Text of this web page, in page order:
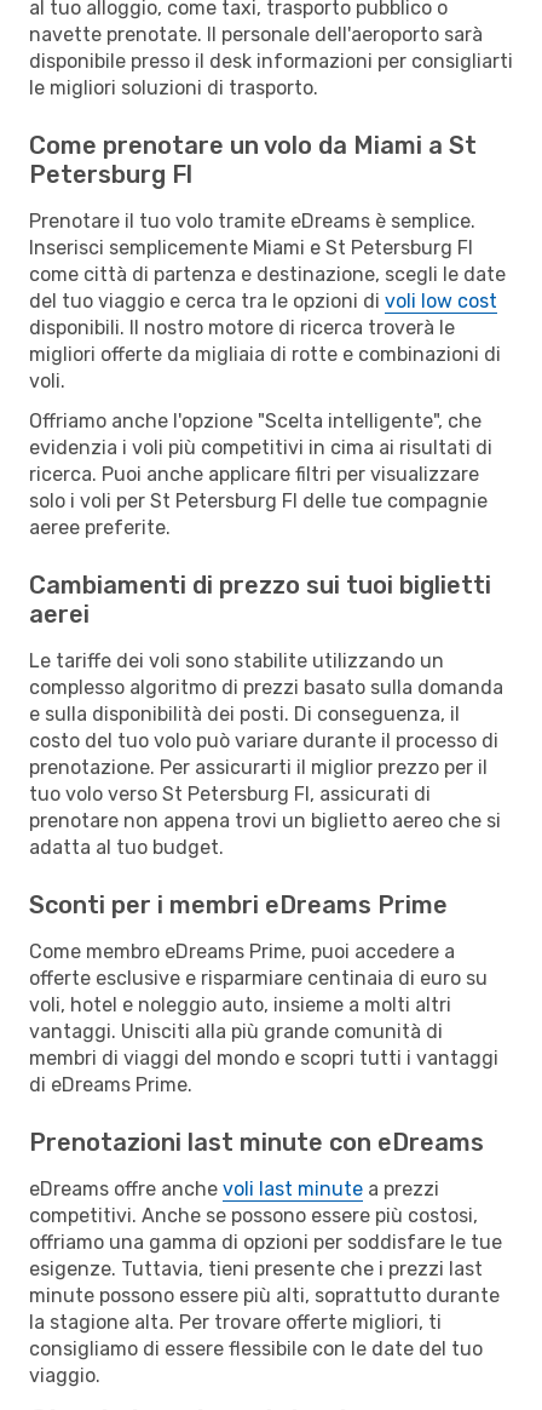
al tuo alloggio, come taxi, trasporto pubblico o
navette prenotate. Il personale dell'aeroporto sarà
disponibile presso il desk informazioni per consigliarti
le migliori soluzioni di trasporto.
Come prenotare un volo da Miami a St
Petersburg Fl
Prenotare il tuo volo tramite eDreams è semplice.
Inserisci semplicemente Miami e St Petersburg Fl
come città di partenza e destinazione, scegli le date
del tuo viaggio e cerca tra le opzioni di voli low cost
disponibili. Il nostro motore di ricerca troverà le
migliori offerte da migliaia di rotte e combinazioni di
voli.
Offriamo anche l'opzione "Scelta intelligente", che
evidenzia i voli più competitivi in cima ai risultati di
ricerca. Puoi anche applicare filtri per visualizzare
solo i voli per St Petersburg Fl delle tue compagnie
aeree preferite.
Cambiamenti di prezzo sui tuoi biglietti
aerei
Le tariffe dei voli sono stabilite utilizzando un
complesso algoritmo di prezzi basato sulla domanda
e sulla disponibilità dei posti. Di conseguenza, il
costo del tuo volo può variare durante il processo di
prenotazione. Per assicurarti il miglior prezzo per il
tuo volo verso St Petersburg Fl, assicurati di
prenotare non appena trovi un biglietto aereo che si
adatta al tuo budget.
Sconti per i membri eDreams Prime
Come membro eDreams Prime, puoi accedere a
offerte esclusive e risparmiare centinaia di euro su
voli, hotel e noleggio auto, insieme a molti altri
vantaggi. Unisciti alla più grande comunità di
membri di viaggi del mondo e scopri tutti i vantaggi
di eDreams Prime.
Prenotazioni last minute con eDreams
eDreams offre anche voli last minute a prezzi
competitivi. Anche se possono essere più costosi,
offriamo una gamma di opzioni per soddisfare le tue
esigenze. Tuttavia, tieni presente che i prezzi last
minute possono essere più alti, soprattutto durante
la stagione alta. Per trovare offerte migliori, ti
consigliamo di essere flessibile con le date del tuo
viaggio.